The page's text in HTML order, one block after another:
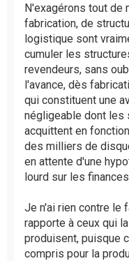
N'exagérons tout de
fabrication, de
logistique sont
cumuler les
revendeurs, sans
l'avance, dès
qui constituent une
négligeable dont
acquittent en
des milliers de
en attente d'une
lourd sur les
Je n'ai rien contre le
rapporte à ceux qui
produisent, puisque
compris pour la